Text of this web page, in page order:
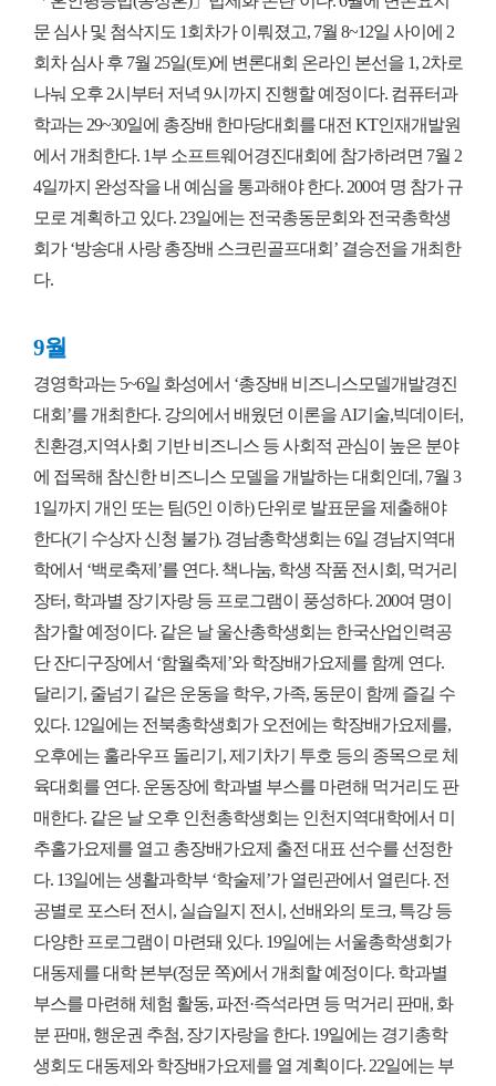
문 심사 및 첨삭지도 1회차가 이뤄졌고, 7월 8~12일 사이에 2
회차 심사 후 7월 25일(토)에 변론대회 온라인 본선을 1, 2차로
나눠 오후 2시부터 저녁 9시까지 진행할 예정이다. 컴퓨터과
학과는 29~30일에 총장배 한마당대회를 대전 KT인재개발원
에서 개최한다. 1부 소프트웨어경진대회에 참가하려면 7월 2
4일까지 완성작을 내 예심을 통과해야 한다. 200여 명 참가 규
모로 계획하고 있다. 23일에는 전국총동문회와 전국총학생
회가 ‘방송대 사랑 총장배 스크린골프대회’ 결승전을 개최한
다.
9월
경영학과는 5~6일 화성에서 ‘총장배 비즈니스모델개발경진
대회’를 개최한다. 강의에서 배웠던 이론을 AI기술,빅데이터,
친환경,지역사회 기반 비즈니스 등 사회적 관심이 높은 분야
에 접목해 참신한 비즈니스 모델을 개발하는 대회인데, 7월 3
1일까지 개인 또는 팀(5인 이하) 단위로 발표문을 제출해야
한다(기 수상자 신청 불가). 경남총학생회는 6일 경남지역대
학에서 ‘백로축제’를 연다. 책나눔, 학생 작품 전시회, 먹거리
장터, 학과별 장기자랑 등 프로그램이 풍성하다. 200여 명이
참가할 예정이다. 같은 날 울산총학생회는 한국산업인력공
단 잔디구장에서 ‘함월축제’와 학장배가요제를 함께 연다.
달리기, 줄넘기 같은 운동을 학우, 가족, 동문이 함께 즐길 수
있다. 12일에는 전북총학생회가 오전에는 학장배가요제를,
오후에는 훌라우프 돌리기, 제기차기 투호 등의 종목으로 체
육대회를 연다. 운동장에 학과별 부스를 마련해 먹거리도 판
매한다. 같은 날 오후 인천총학생회는 인천지역대학에서 미
추홀가요제를 열고 총장배가요제 출전 대표 선수를 선정한
다. 13일에는 생활과학부 ‘학술제’가 열린관에서 열린다. 전
공별로 포스터 전시, 실습일지 전시, 선배와의 토크, 특강 등
다양한 프로그램이 마련돼 있다. 19일에는 서울총학생회가
대동제를 대학 본부(정문 쪽)에서 개최할 예정이다. 학과별
부스를 마련해 체험 활동, 파전·즉석라면 등 먹거리 판매, 화
분 판매, 행운권 추첨, 장기자랑을 한다. 19일에는 경기총학
생회도 대동제와 학장배가요제를 열 계획이다. 22일에는 부